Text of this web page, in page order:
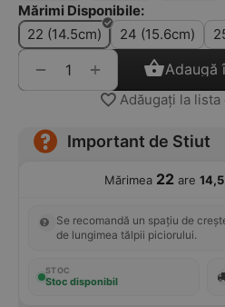
Mărimi Disponibile:
22 (14.5cm)
24 (15.6cm)
+
− Adaugă
Adăugați la
Important de Stiut
Mărimea 22 are
Se recomandă un spațiu de
de lungimea tălpii piciorului.
STOC
Stoc disponibil